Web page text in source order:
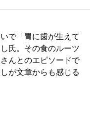
で「胃に歯が生えて
氏。その食のルーツ
んとのエピソードで
が文章からも感じる